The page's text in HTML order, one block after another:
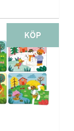
KÖP